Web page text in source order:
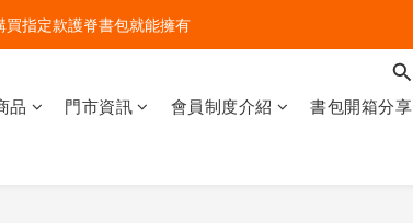
包現貨熱賣中！開心迎接新學期！
包現貨熱賣中！開心迎接新學期！
買指定款護脊書包就能擁有
品 門市資訊 會員制度介紹 書包開箱分享